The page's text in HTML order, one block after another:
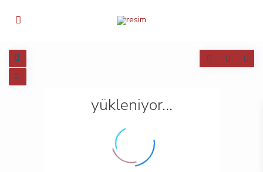
yükleniyor...